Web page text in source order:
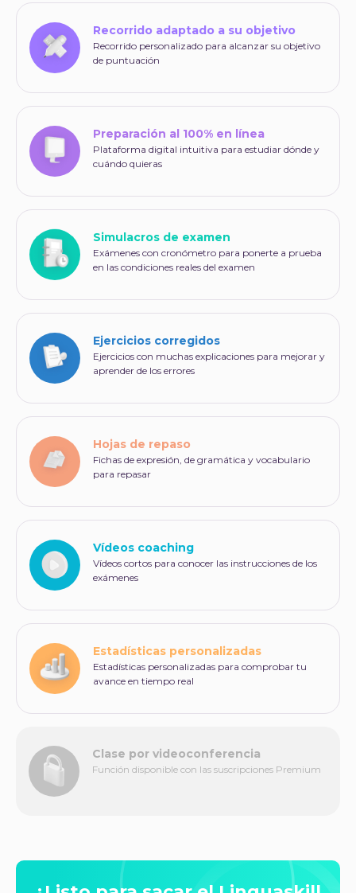
Recorrido adaptado a su objetivo
Recorrido personalizado para alcanzar su objetivo
de puntuación
Preparación al 100% en línea
Plataforma digital intuitiva para estudiar dónde y
cuándo quieras
Simulacros de examen
Exámenes con cronómetro para ponerte a prueba
en las condiciones reales del examen
Ejercicios corregidos
Ejercicios con muchas explicaciones para mejorar y
aprender de los errores
Hojas de repaso
Fichas de expresión, de gramática y vocabulario
para repasar
Vídeos coaching
Vídeos cortos para conocer las instrucciones de los
exámenes
Estadísticas personalizadas
Estadísticas personalizadas para comprobar tu
avance en tiempo real
Clase por videoconferencia
Función disponible con las suscripciones Premium